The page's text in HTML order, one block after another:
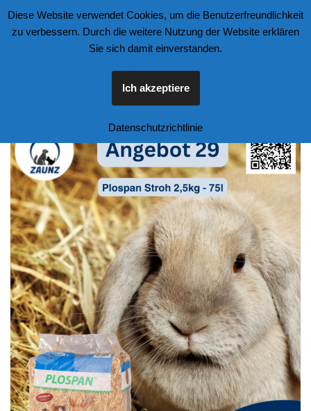
Zum
Diese Website verwendet Cookies, um die Benutzerfreundlichkeit
zu verbessern. Durch die weitere Nutzung der Website erklären
Sie sich damit einverstanden.
Ich akzeptiere
Datenschutzrichtlinie